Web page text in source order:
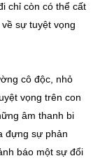
chỉ còn có thể cất
sự tuyệt vọng
cô độc, nhỏ
vọng trên con
âm thanh bi
đựng sự phản
báo một sự đổi